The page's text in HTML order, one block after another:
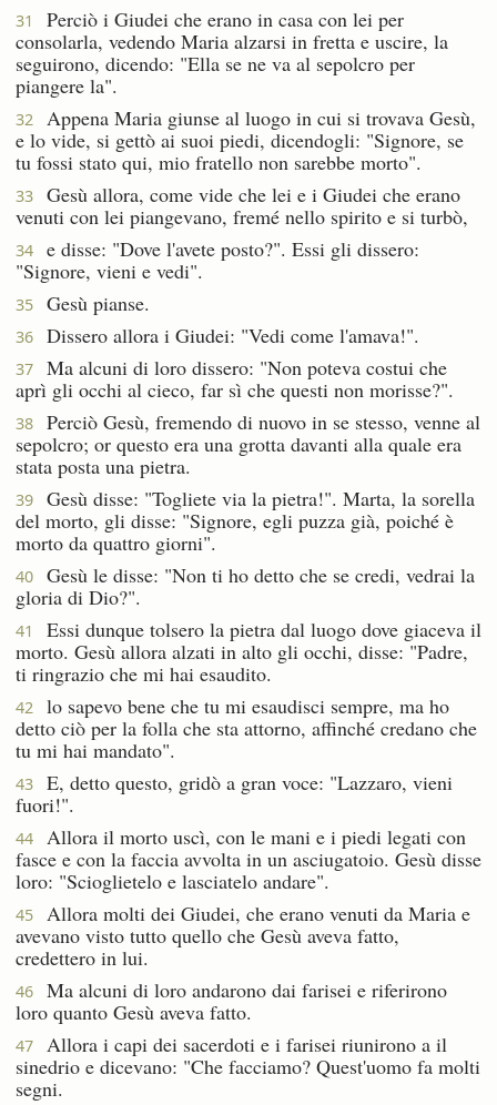
31
Perciò i Giudei che erano in casa con lei per
consolarla, vedendo Maria alzarsi in fretta e uscire, la
seguirono, dicendo: "Ella se ne va al sepolcro per
piangere la".
32
Appena Maria giunse al luogo in cui si trovava Gesù,
e lo vide, si gettò ai suoi piedi, dicendogli: "Signore, se
tu fossi stato qui, mio fratello non sarebbe morto".
33
Gesù allora, come vide che lei e i Giudei che erano
venuti con lei piangevano, fremé nello spirito e si turbò,
34
e disse: "Dove l'avete posto?". Essi gli dissero:
"Signore, vieni e vedi".
35 Gesù pianse.
36 Dissero allora i Giudei: "Vedi come l'amava!".
37
Ma alcuni di loro dissero: "Non poteva costui che
aprì gli occhi al cieco, far sì che questi non morisse?".
38
Perciò Gesù, fremendo di nuovo in se stesso, venne al
sepolcro; or questo era una grotta davanti alla quale era
stata posta una pietra.
39
Gesù disse: "Togliete via la pietra!". Marta, la sorella
del morto, gli disse: "Signore, egli puzza già, poiché è
morto da quattro giorni".
40
Gesù le disse: "Non ti ho detto che se credi, vedrai la
gloria di Dio?".
41
Essi dunque tolsero la pietra dal luogo dove giaceva il
morto. Gesù allora alzati in alto gli occhi, disse: "Padre,
ti ringrazio che mi hai esaudito.
42
lo sapevo bene che tu mi esaudisci sempre, ma ho
detto ciò per la folla che sta attorno, affinché credano che
tu mi hai mandato".
43
E, detto questo, gridò a gran voce: "Lazzaro, vieni
fuori!".
44
Allora il morto uscì, con le mani e i piedi legati con
fasce e con la faccia avvolta in un asciugatoio. Gesù disse
loro: "Scioglietelo e lasciatelo andare".
45
Allora molti dei Giudei, che erano venuti da Maria e
avevano visto tutto quello che Gesù aveva fatto,
credettero in lui.
46
Ma alcuni di loro andarono dai farisei e riferirono
loro quanto Gesù aveva fatto.
47
Allora i capi dei sacerdoti e i farisei riunirono a il
sinedrio e dicevano: "Che facciamo? Quest'uomo fa molti
segni.